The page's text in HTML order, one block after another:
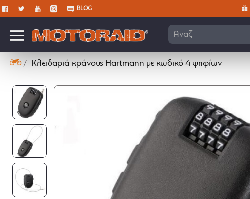
BLOG
Αναζήτηση
Κλειδαριά κράνους Hartmann με κωδικό 4 ψηφίων